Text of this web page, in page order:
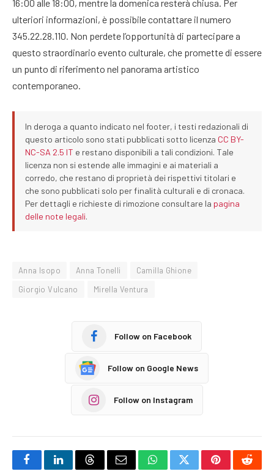
16:00 alle 18:00, mentre la domenica resterà chiusa. Per
ulteriori informazioni, è possibile contattare il numero
345.22.28.110. Non perdete l’opportunità di partecipare a
questo straordinario evento culturale, che promette di essere
un punto di riferimento nel panorama artistico
contemporaneo.
In deroga a quanto indicato nel footer, i testi redazionali di
questo articolo sono stati pubblicati sotto licenza CC BY-
NC-SA 2.5 IT e restano disponibili a tali condizioni. Tale
licenza non si estende alle immagini e ai materiali a
corredo, che restano di proprietà dei rispettivi titolari e
che sono pubblicati solo per finalità culturali e di cronaca.
Per dettagli e richieste di rimozione consultare la pagina
delle note legali.
Anna Isopo Anna Tonelli
Camilla Ghione
Giorgio Vulcano
Mirella Ventura
Follow on Facebook
Follow on Google News
Follow on Instagram
FacebookLinkedInThreadsEmail WhatsAppTwitterPinterest